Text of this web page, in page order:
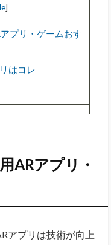
]
プリ・ゲームおす
はコレ
ARアプリ・
アプリは技術が向上